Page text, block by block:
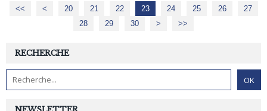
<< < 10
20 21 22 23 24 25 26
27
28
29 30 40
50
60
70
80
> >>
RECHERCHE